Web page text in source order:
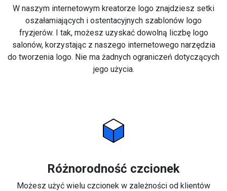
W naszym internetowym kreatorze logo znajdziesz setki
oszałamiających i ostentacyjnych szablonów logo
fryzjerów. I tak, możesz uzyskać dowolną liczbę logo
salonów, korzystając z naszego internetowego narzędzia
do tworzenia logo. Nie ma żadnych ograniczeń dotyczących
jego użycia.
Różnorodność czcionek
Możesz użyć wielu czcionek w zależności od klientów